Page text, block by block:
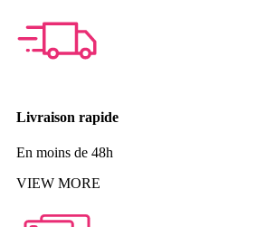
Livraison rapide
En moins de 48h
VIEW MORE